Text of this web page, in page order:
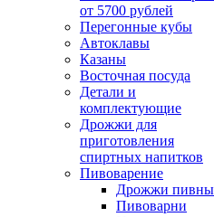
от 5700 рублей
Перегонные кубы
Автоклавы
Казаны
Восточная посуда
Детали и
комплектующие
Дрожжи для
приготовления
спиртных напитков
Пивоварение
Дрожжи
Пивоварни